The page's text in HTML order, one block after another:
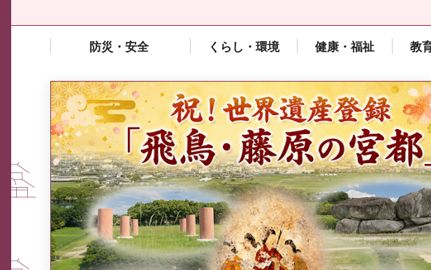
防災・安全 くらし・環境 健康・福祉 教
中東情勢や原油価格上昇の影響
を受ける中小企業向け相談窓口
について
県広報
2026年